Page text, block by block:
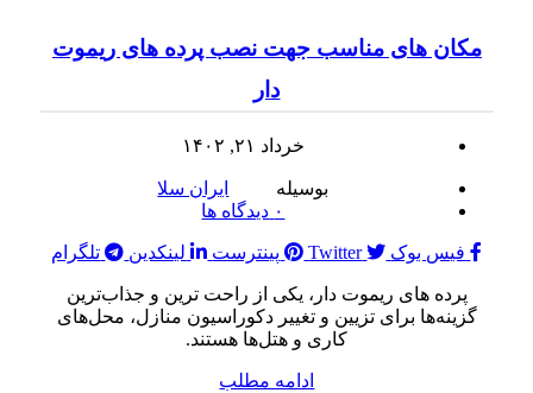
مکان های مناسب جهت نصب پرده های ریموت
دار
خرداد ۲۱, ۱۴۰۲
بوسیله
ایران سلا
۰ دیدگاه ها
فیس بوک Twitter پینترست لینکدین تلگرام
پرده های ریموت دار، یکی از راحت ترین و جذاب‌ترین
گزینه‌ها برای تزیین و تغییر دکوراسیون منازل، محل‌های
کاری و هتل‌ها هستند.
ادامه مطلب